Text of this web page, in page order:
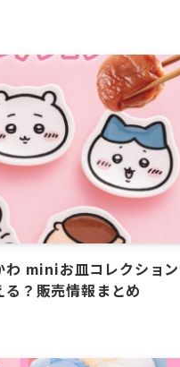
わ miniお皿コレクション
？販売情報まとめ